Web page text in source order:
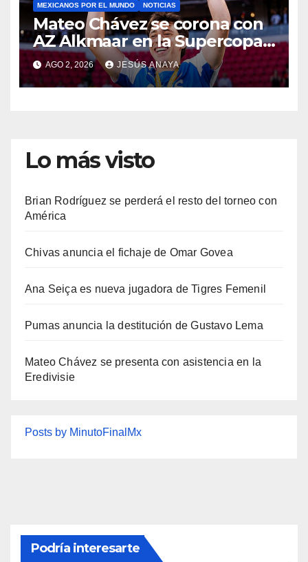
MEXICANOS POR EL MUNDO NOTICIAS
Mateo Chávez se corona con
AZ Alkmaar en la Supercopa
de Países Bajos
AGO 2, 2026 JESÚS ANAYA
Lo más visto
Brian Rodríguez se perderá el resto del torneo con
América
Chivas anuncia el fichaje de Omar Govea
Ana Seiça es nueva jugadora de Tigres Femenil
Pumas anuncia la destitución de Gustavo Lema
Mateo Chávez se presenta con asistencia en la
Eredivisie
Posts by MinutoFinalMx
Podría interesarte